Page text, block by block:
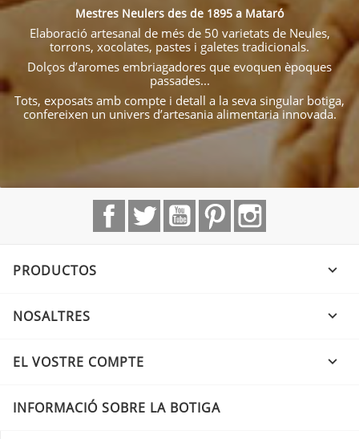
Mestres Neulers des de 1895 a Mataró
Elaboració artesanal de més de 50 varietats de Neules,
torrons, xocolates, pastes i galetes tradicionals.
Dolços d’aromes embriagadores que evoquen èpoques
passades...
Tots, exposats amb compte i detall a la seva singular botiga,
confereixen un univers d’artesania alimentaria innovada.
FacebookTwitter YouTubePinterest
PRODUCTOS 
NOSALTRES 
EL VOSTRE COMPTE 
INFORMACIÓ SOBRE LA BOTIGA